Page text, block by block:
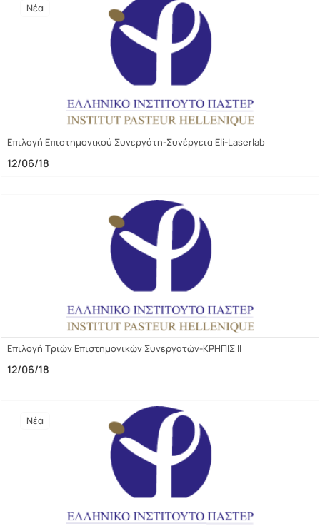
Νέα
Επιλογή Επιστημονικού Συνεργάτη-Συνέργεια Eli-Laserlab
12/06/18
Επιλογή Τριών Επιστημονικών Συνεργατών-ΚΡΗΠΙΣ II
12/06/18
Νέα